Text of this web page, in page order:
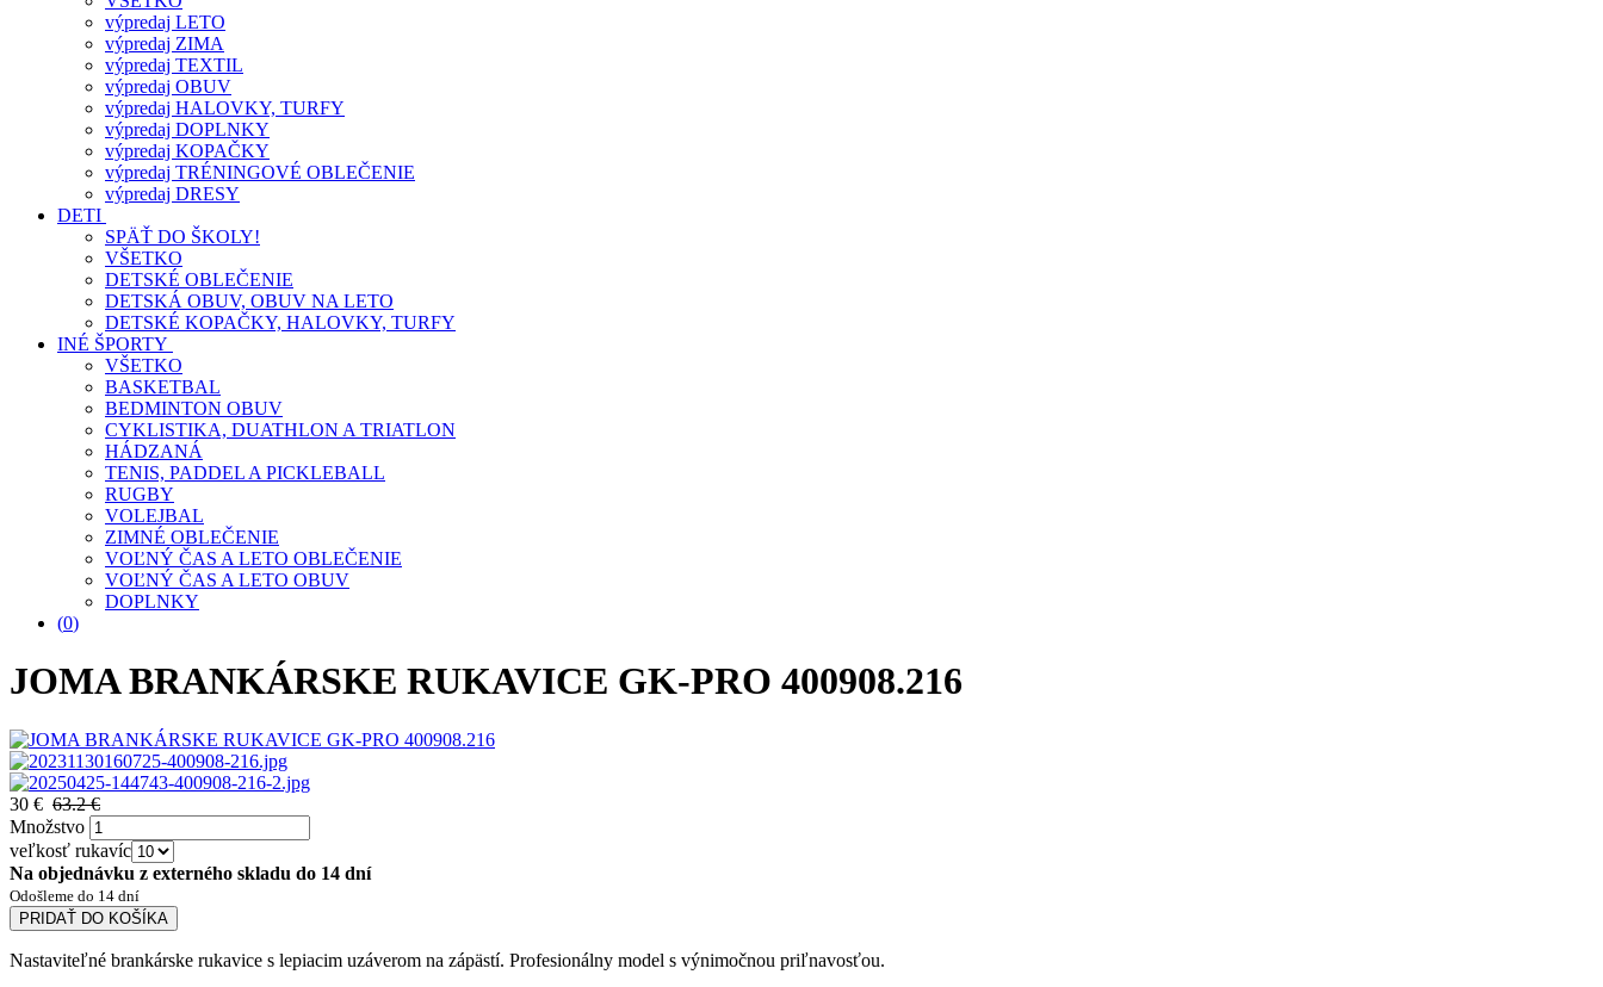
výpredaj LETO
výpredaj ZIMA
výpredaj TEXTIL
výpredaj OBUV
výpredaj HALOVKY, TURFY
výpredaj DOPLNKY
výpredaj KOPAČKY
výpredaj TRÉNINGOVÉ OBLEČENIE
výpredaj DRESY
DETI
SPÄŤ DO ŠKOLY!
VŠETKO
DETSKÉ OBLEČENIE
DETSKÁ OBUV, OBUV NA LETO
DETSKÉ KOPAČKY, HALOVKY, TURFY
INÉ ŠPORTY
VŠETKO
BASKETBAL
BEDMINTON OBUV
CYKLISTIKA, DUATHLON A TRIATLON
HÁDZANÁ
TENIS, PADDEL A PICKLEBALL
RUGBY
VOLEJBAL
ZIMNÉ OBLEČENIE
VOĽNÝ ČAS A LETO OBLEČENIE
VOĽNÝ ČAS A LETO OBUV
DOPLNKY
(0)
JOMA BRANKÁRSKE RUKAVICE GK-PRO 400908.216
30 € 63.2 €
Množstvo
veľkosť rukavíc
Na objednávku z externého skladu do 14 dní
Odošleme do 14 dní
PRIDAŤ DO KOŠÍKA
Nastaviteľné brankárske rukavice s lepiacim uzáverom na zápästí. Profesionálny model s výnimočnou priľnavosťou.